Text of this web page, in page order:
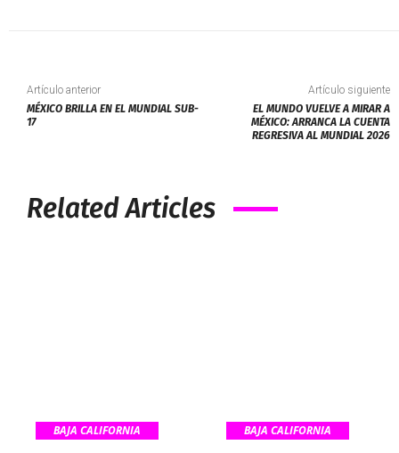
Artículo anterior
MÉXICO BRILLA EN EL MUNDIAL SUB-
17
Artículo siguiente
EL MUNDO VUELVE A MIRAR A
MÉXICO: ARRANCA LA CUENTA
REGRESIVA AL MUNDIAL 2026
Related Articles
BAJA CALIFORNIA BAJA CALIFORNIA